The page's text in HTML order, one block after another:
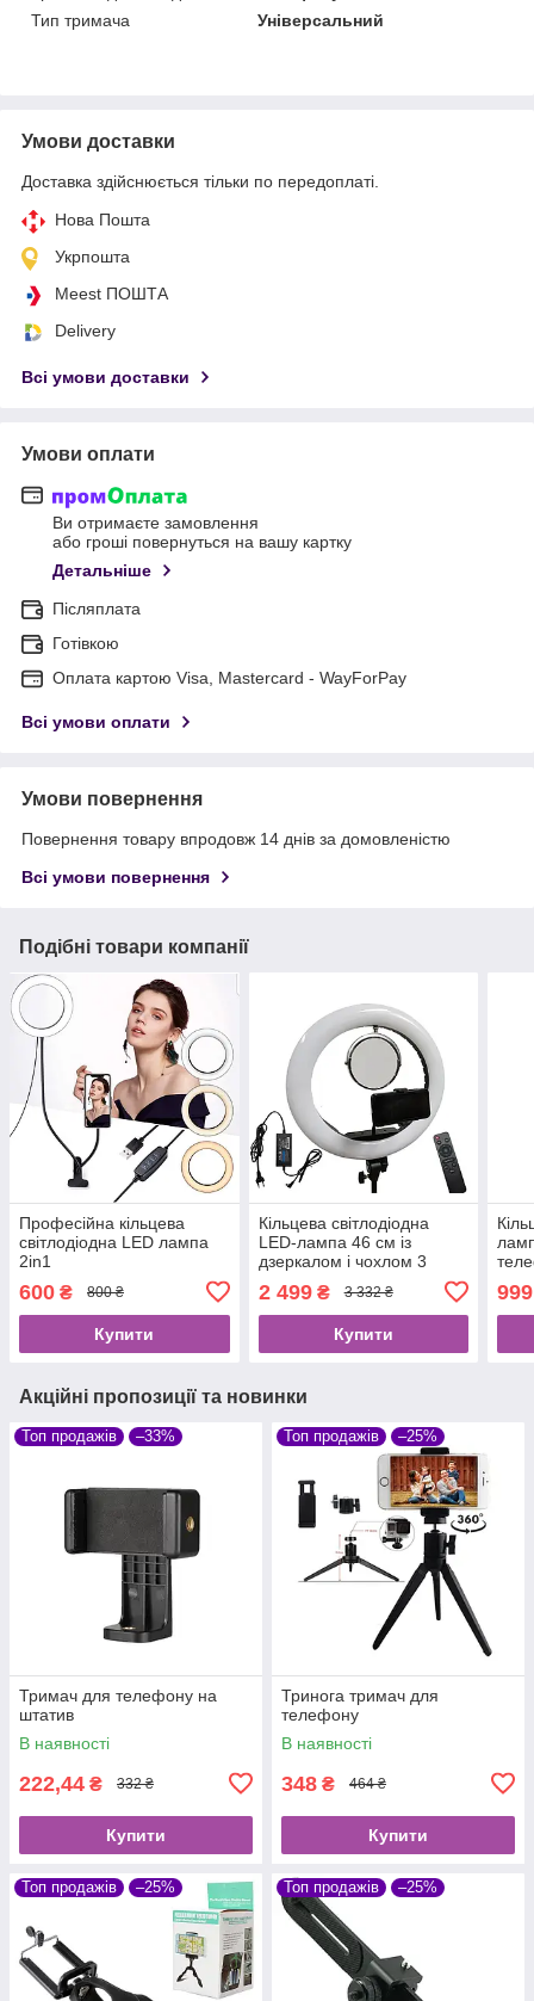
Тип тримача
Універсальний
Умови доставки
Доставка здійснюється тільки по передоплаті.
Нова Пошта
Укрпошта
Meest ПОШТА
Delivery
Всі умови доставки
Умови оплати
Ви отримаєте замовлення
або гроші повернуться на вашу картку
Детальніше
Післяплата
Готівкою
Оплата картою Visa, Mastercard - WayForPay
Всі умови оплати
Умови повернення
Повернення товару впродовж 14 днів за домовленістю
Всі умови повернення
Подібні товари компанії
Професійна кільцева
світлодіодна LED лампа
2in1
600 ₴ 800 ₴
Купити
Кільцева світлодіодна
LED-лампа 46 см із
дзеркалом і чохлом 3
Селфі кільце з штативом
2 499₴ 3 332 ₴
Купити
999
Акційні пропозиції та новинки
Топ продажів –33%
Тримач для телефону на
штатив
В наявності
222,44 ₴ 332 ₴
Купити
Топ продажів –25%
Тринога тримач для
телефону
В наявності
348 ₴ 464 ₴
Купити
Топ продажів –25% Топ продажів –25%